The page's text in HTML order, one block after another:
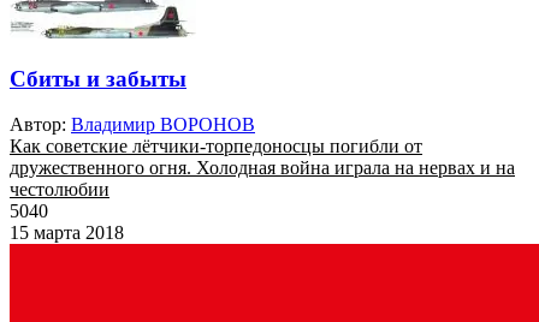
Сбиты и забыты
Автор: Владимир ВОРОНОВ
Как советские лётчики-торпедоносцы погибли от
дружественного огня. Холодная война играла на нервах и на
честолюбии
5040
15 марта 2018